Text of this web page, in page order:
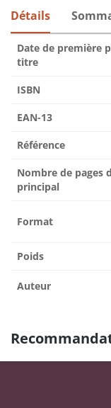
Détails
Date de première
titre
ISBN
EAN-13
Référence
Nombre de pages
principal
Format
Poids
Auteur